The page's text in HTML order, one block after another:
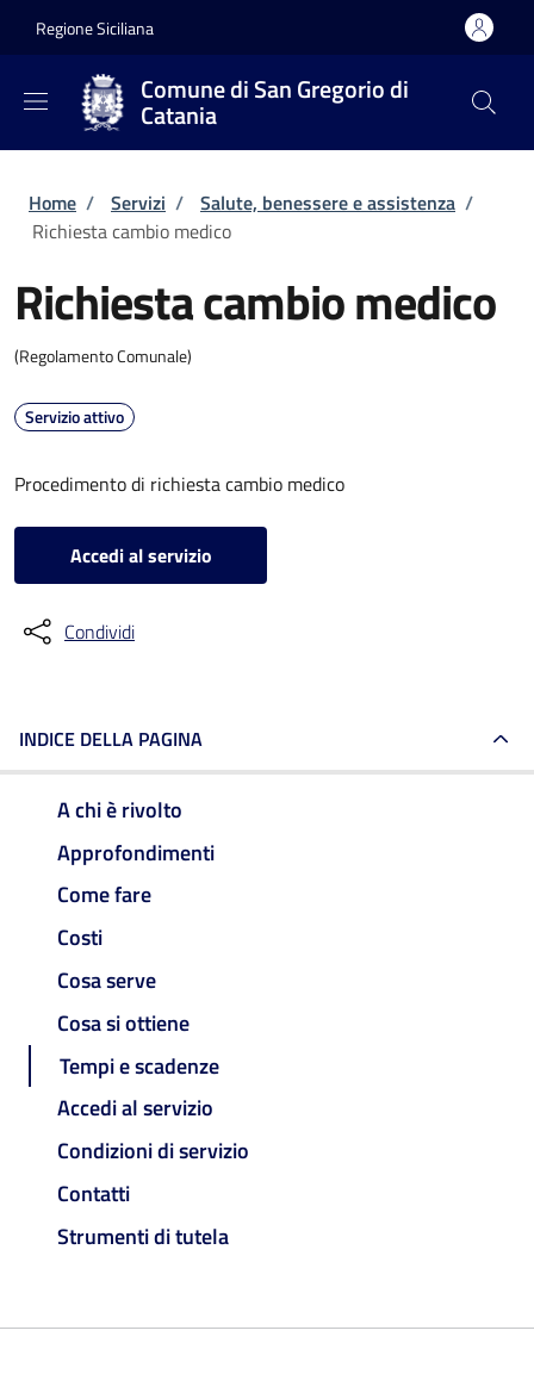
Regione Siciliana
Comune di San Gregorio di
Catania
Briciole di pane
Home / Servizi / Salute, benessere e assistenza /
Richiesta cambio medico
Richiesta cambio medico
(Regolamento Comunale)
Servizio attivo
Procedimento di richiesta cambio medico
Accedi al servizio
Condividi
INDICE DELLA PAGINA
A chi è rivolto
Approfondimenti
Come fare
Costi
Cosa serve
Cosa si ottiene
Tempi e scadenze
Accedi al servizio
Condizioni di servizio
Contatti
Strumenti di tutela